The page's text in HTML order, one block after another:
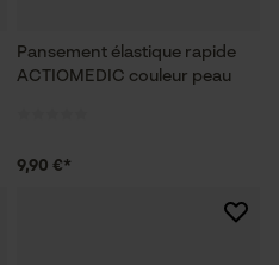
Pansement élastique rapide
ACTIOMEDIC couleur peau
9,90 €*